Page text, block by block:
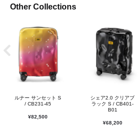
Other Collections
ルナー サンセット S
/ CB231-45
¥82,500
シェア2.0 クリアブ
ラック S / CB401-
B01
¥68,200